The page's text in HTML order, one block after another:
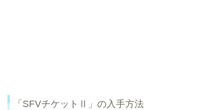
「SFVチケットⅡ」の入手方法